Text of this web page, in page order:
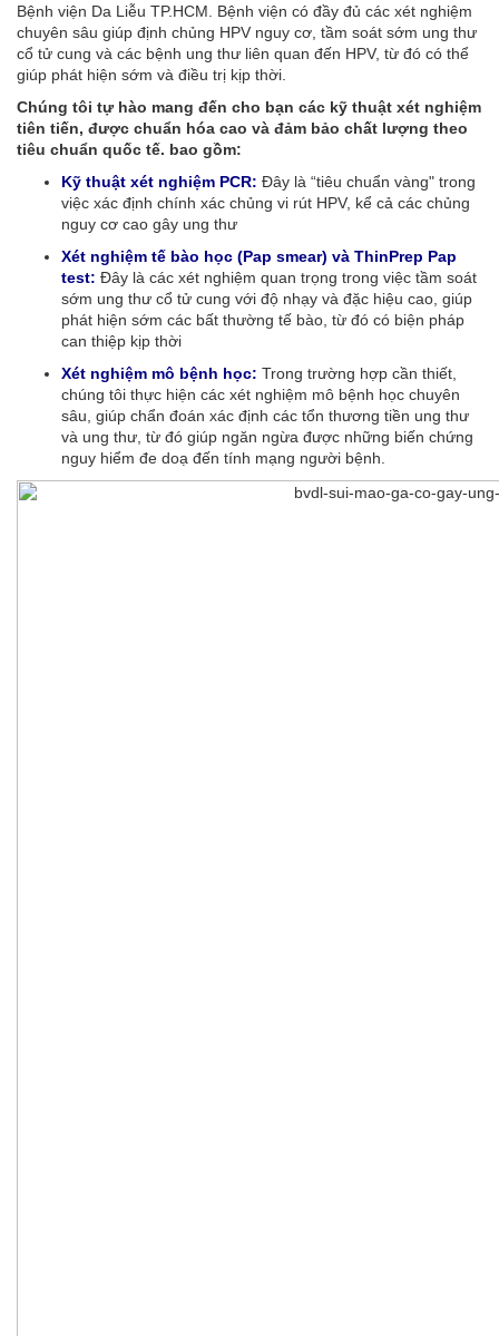
Bệnh viện Da Liễu TP.HCM. Bệnh viện có đầy đủ các xét nghiệm
chuyên sâu giúp định chủng HPV nguy cơ, tầm soát sớm ung thư
cổ tử cung và các bệnh ung thư liên quan đến HPV, từ đó có thể
giúp phát hiện sớm và điều trị kịp thời.
Chúng tôi tự hào mang đến cho bạn các kỹ thuật xét nghiệm
tiên tiến, được chuẩn hóa cao và đảm bảo chất lượng theo
tiêu chuẩn quốc tế. bao gồm:
Kỹ thuật xét nghiệm PCR: Đây là “tiêu chuẩn vàng" trong
việc xác định chính xác chủng vi rút HPV, kể cả các chủng
nguy cơ cao gây ung thư
Xét nghiệm tế bào học (Pap smear) và ThinPrep Pap
test: Đây là các xét nghiệm quan trọng trong việc tầm soát
sớm ung thư cổ tử cung với độ nhạy và đặc hiệu cao, giúp
phát hiện sớm các bất thường tế bào, từ đó có biện pháp
can thiệp kịp thời
Xét nghiệm mô bệnh học: Trong trường hợp cần thiết,
chúng tôi thực hiện các xét nghiệm mô bệnh học chuyên
sâu, giúp chẩn đoán xác định các tổn thương tiền ung thư
và ung thư, từ đó giúp ngăn ngừa được những biến chứng
nguy hiểm đe doạ đến tính mạng người bệnh.